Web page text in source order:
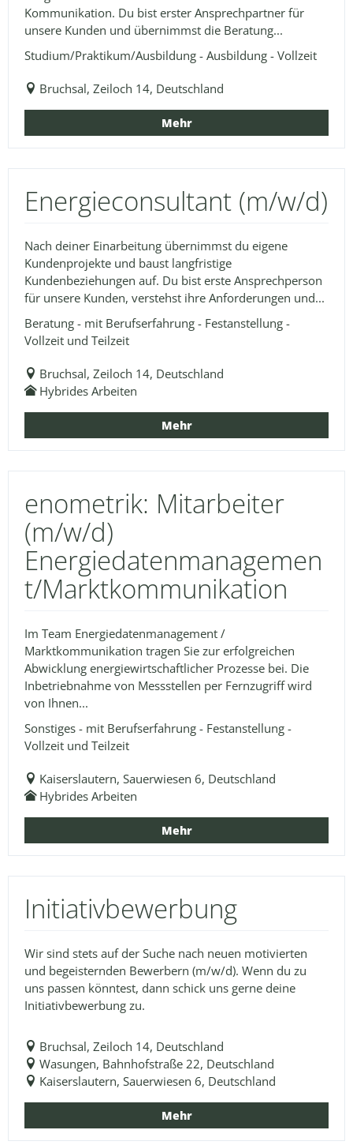
Kommunikation. Du bist erster Ansprechpartner für
unsere Kunden und übernimmst die Beratung...
Studium/Praktikum/Ausbildung - Ausbildung - Vollzeit
Bruchsal, Zeiloch 14, Deutschland
Mehr
Energieconsultant (m/w/d)
Nach deiner Einarbeitung übernimmst du eigene
Kundenprojekte und baust langfristige
Kundenbeziehungen auf. Du bist erste Ansprechperson
für unsere Kunden, verstehst ihre Anforderungen und...
Beratung - mit Berufserfahrung - Festanstellung -
Vollzeit und Teilzeit
Bruchsal, Zeiloch 14, Deutschland
Hybrides Arbeiten
Mehr
enometrik: Mitarbeiter
(m/w/d)
Energiedatenmanagemen
t/Marktkommunikation
Im Team Energiedatenmanagement /
Marktkommunikation tragen Sie zur erfolgreichen
Abwicklung energiewirtschaftlicher Prozesse bei. Die
Inbetriebnahme von Messstellen per Fernzugriff wird
von Ihnen...
Sonstiges - mit Berufserfahrung - Festanstellung -
Vollzeit und Teilzeit
Kaiserslautern, Sauerwiesen 6, Deutschland
Hybrides Arbeiten
Mehr
Initiativbewerbung
Wir sind stets auf der Suche nach neuen motivierten
und begeisternden Bewerbern (m/w/d). Wenn du zu
uns passen könntest, dann schick uns gerne deine
Initiativbewerbung zu.
Bruchsal, Zeiloch 14, Deutschland
Wasungen, Bahnhofstraße 22, Deutschland
Kaiserslautern, Sauerwiesen 6, Deutschland
Mehr